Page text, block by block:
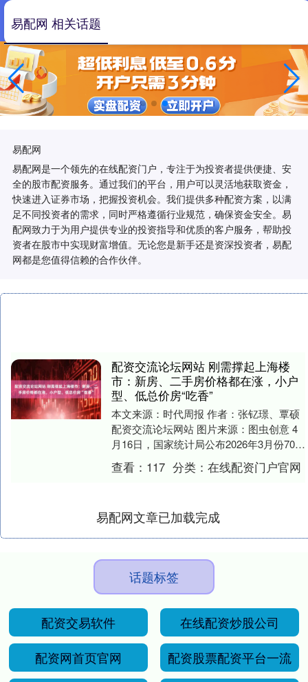
易配网
易配网是一个领先的在线配资门户，专注于为投资者提供便捷、安
全的股市配资服务。通过我们的平台，用户可以灵活地获取资金，
快速进入证券市场，把握投资机会。我们提供多种配资方案，以满
足不同投资者的需求，同时严格遵循行业规范，确保资金安全。易
配网致力于为用户提供专业的投资指导和优质的客户服务，帮助投
资者在股市中实现财富增值。无论您是新手还是资深投资者，易配
网都是您值得信赖的合作伙伴。
易配网 相关话题
配资交流论坛网站 刚需撑起上海楼
市：新房、二手房价格都在涨，小户
型、低总价房“吃香”
本文来源：时代周报 作者：张钇璟、覃硕
配资交流论坛网站 图片来源：图虫创意 4
月16日，国家统计局公布2026年3月份70个
大中城市商品住宅销售价格变动情况。 ....
查看： 117 分类：在线配资门户官网
易配网文章已加载完成
话题标签
配资交易软件
在线配资炒股公司
配资网首页官网
配资股票配资平台一流